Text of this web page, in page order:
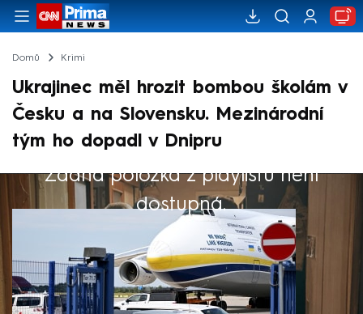
Domů Krimi
Ukrajinec měl hrozit bombou školám v
Česku a na Slovensku. Mezinárodní
tým ho dopadl v Dnipru
Žádná položka z playlistu není
dostupná.
Výběr redakce